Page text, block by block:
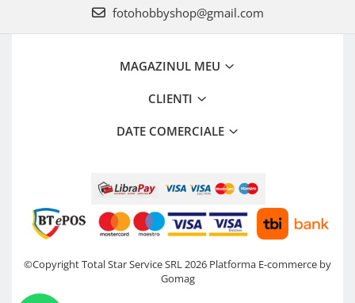
fotohobbyshop@gmail.com
MAGAZINUL MEU
CLIENTI
DATE COMERCIALE
©Copyright Total Star Service SRL 2026 Platforma E-commerce by
Gomag